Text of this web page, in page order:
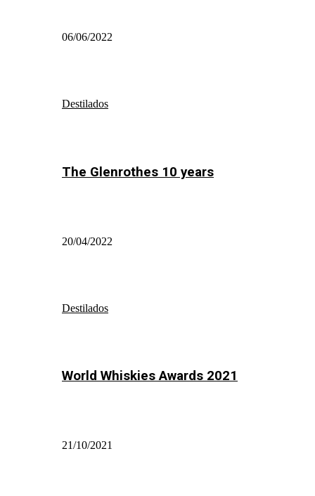
06/06/2022
Destilados
The Glenrothes 10 years
20/04/2022
Destilados
World Whiskies Awards 2021
21/10/2021